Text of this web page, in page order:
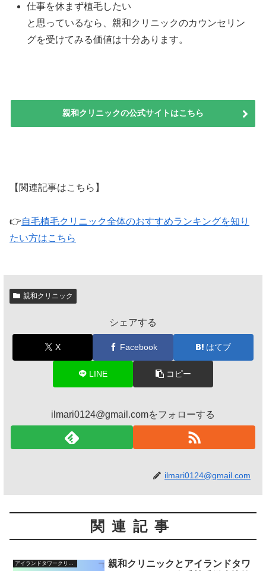
仕事を休まず植毛したい
と思っているなら、親和クリニックのカウンセリン
グを受けてみる価値は十分あります。
親和クリニックの公式サイトはこちら
【関連記事はこちら】
👉自毛植毛クリニック全体のおすすめランキングを知り
たい方はこちら
親和クリニック
シェアする
X Facebook はてブ
LINE コピー
ilmari0124@gmail.comをフォローする
ilmari0124@gmail.com
関連記事
アイランドタワークリニック
親和クリニックとアイランドタワ